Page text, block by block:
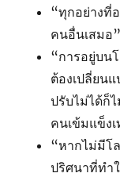
“ทุกอย่างที่
คนอื่นเสมอ”
“การอยู่บน
ต้องเปลี่ยน
ปรับไม่ได้ก็
คนเข้มแข็ง​
“หากไม่มีโ
ปริศนาที่ทำ